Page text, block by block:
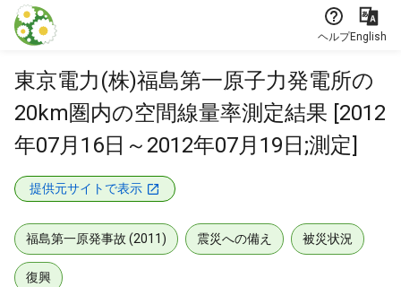
本文に飛ぶ
ヘルプEnglish
東京電力(株)福島第一原子力発電所の
20km圏内の空間線量率測定結果 [2012
年07月16日～2012年07月19日;測定]
提供元サイトで表示
福島第一原発事故 (2011) 震災への備え 被災状況
復興